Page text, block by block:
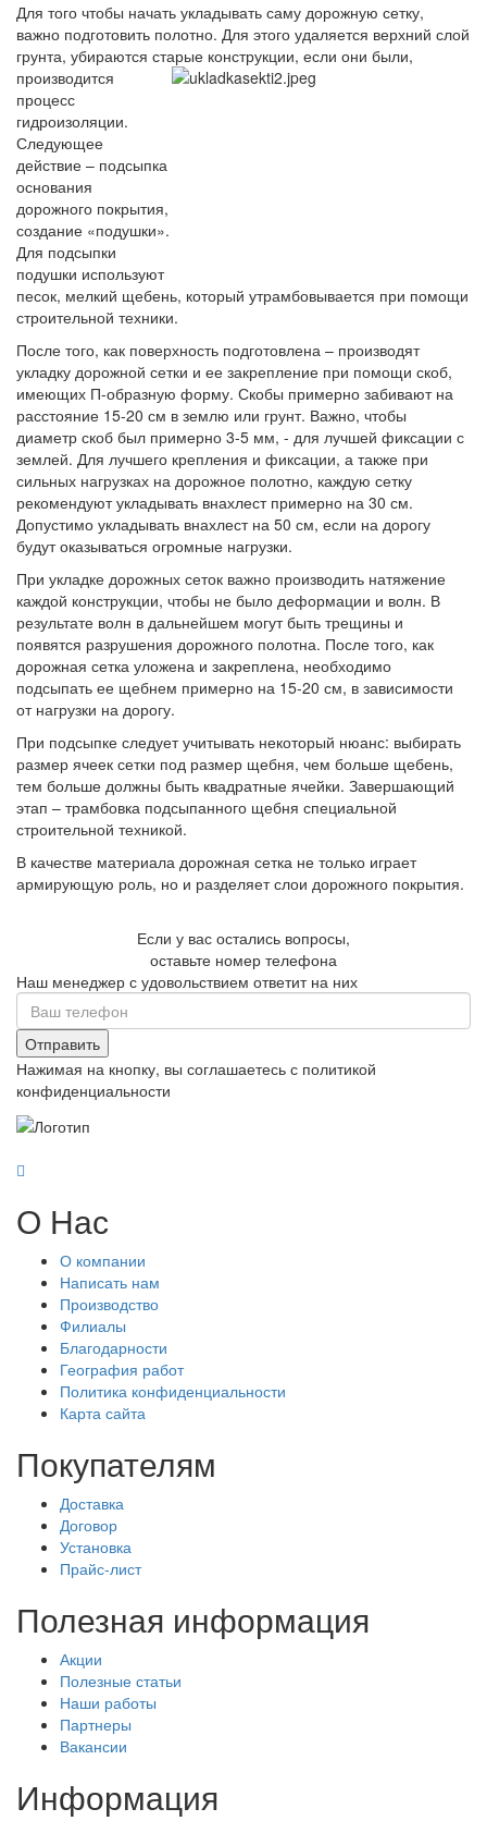
Для того чтобы начать укладывать саму дорожную сетку,
важно подготовить полотно. Для этого удаляется верхний слой
грунта, убираются старые конструкции, если они были,
производится
процесс
гидроизоляции.
Следующее
действие – подсыпка
основания
дорожного покрытия,
создание «подушки».
Для подсыпки
подушки используют
песок, мелкий щебень, который утрамбовывается при помощи
строительной техники.
После того, как поверхность подготовлена – производят
укладку дорожной сетки и ее закрепление при помощи скоб,
имеющих П-образную форму. Скобы примерно забивают на
расстояние 15-20 см в землю или грунт. Важно, чтобы
диаметр скоб был примерно 3-5 мм, - для лучшей фиксации с
землей. Для лучшего крепления и фиксации, а также при
сильных нагрузках на дорожное полотно, каждую сетку
рекомендуют укладывать внахлест примерно на 30 см.
Допустимо укладывать внахлест на 50 см, если на дорогу
будут оказываться огромные нагрузки.
При укладке дорожных сеток важно производить натяжение
каждой конструкции, чтобы не было деформации и волн. В
результате волн в дальнейшем могут быть трещины и
появятся разрушения дорожного полотна. После того, как
дорожная сетка уложена и закреплена, необходимо
подсыпать ее щебнем примерно на 15-20 см, в зависимости
от нагрузки на дорогу.
При подсыпке следует учитывать некоторый нюанс: выбирать
размер ячеек сетки под размер щебня, чем больше щебень,
тем больше должны быть квадратные ячейки. Завершающий
этап – трамбовка подсыпанного щебня специальной
строительной техникой.
В качестве материала дорожная сетка не только играет
армирующую роль, но и разделяет слои дорожного покрытия.
Если у вас остались вопросы,
оставьте номер телефона
Наш менеджер с удовольствием ответит на них
Отправить
Нажимая на кнопку, вы соглашаетесь с политикой
конфиденциальности
О Нас
О компании
Написать нам
Производство
Филиалы
Благодарности
География работ
Политика конфиденциальности
Карта сайта
Покупателям
Доставка
Договор
Установка
Прайс-лист
Полезная информация
Акции
Полезные статьи
Наши работы
Партнеры
Вакансии
Информация